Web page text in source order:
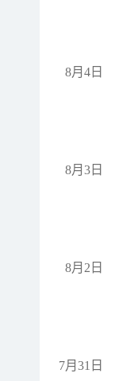
8月4日
8月3日
8月2日
7月31日